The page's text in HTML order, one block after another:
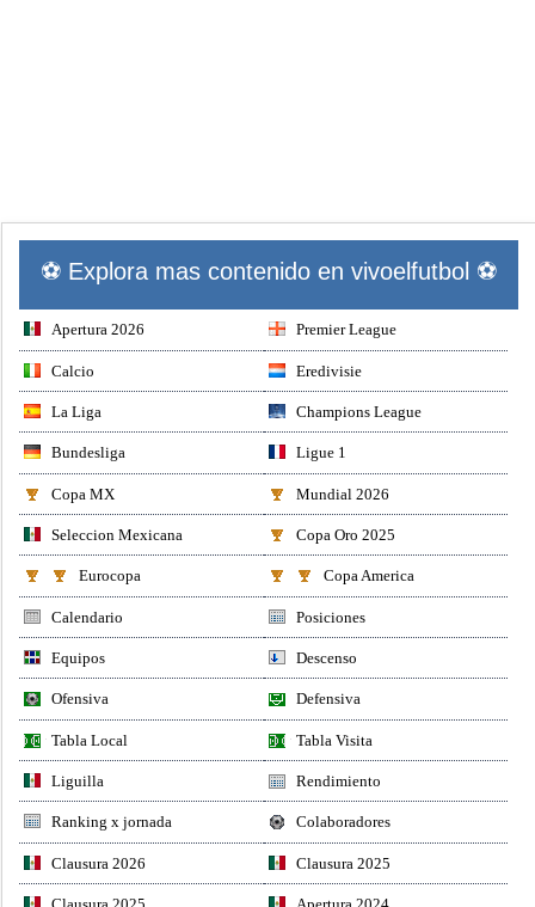
⚽ Explora mas contenido en vivoelfutbol ⚽
Apertura 2026 Premier League
Calcio Eredivisie
La Liga Champions League
Bundesliga Ligue 1
Copa MX Mundial 2026
Seleccion Mexicana Copa Oro 2025
Eurocopa Copa America
Calendario Posiciones
Equipos Descenso
Ofensiva Defensiva
Tabla Local Tabla Visita
Liguilla Rendimiento
Ranking x jornada Colaboradores
Clausura 2026 Clausura 2025